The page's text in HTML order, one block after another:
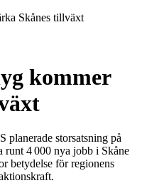
Skånes tillväxt
kommer
planerade storsatsning på
runt 4 000 nya jobb i Skåne
betydelse för regionens